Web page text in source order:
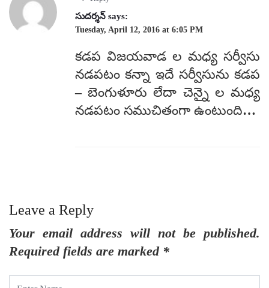
సుదర్శన్ says:
Tuesday, April 12, 2016 at 6:05 PM
కడప విజయవాడ ల మధ్య సర్వీసు
నడపటం కన్నా ఇదే సర్వీసును కడప
– బెంగుళూరు లేదా చెన్నై ల మధ్య
నడపటం సముచితంగా ఉంటుంది…
Leave a Reply
Your email address will not be published.
Required fields are marked *